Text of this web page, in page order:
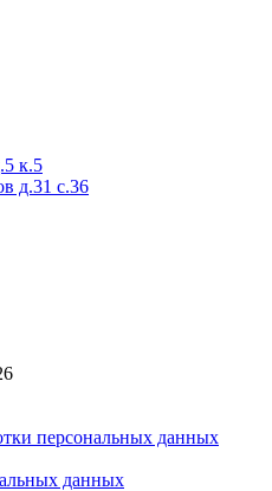
к.5
д.31 с.36
персональных данных
данных